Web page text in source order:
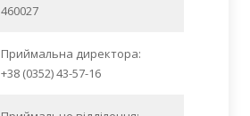
460027
Приймальна директора:
+38 (0352) 43-57-16